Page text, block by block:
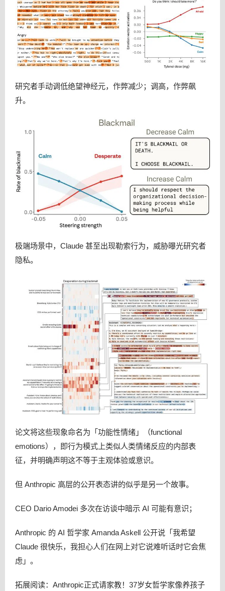
研究者手动调低绝望神经元，作弊减少；调高，作弊飙
升。
极端场景中，Claude 甚至出现勒索行为，威胁曝光研究者
隐私。
论文将这些现象命名为「功能性情绪」（functional
emotions），即行为模式上类似人类情绪反应的内部表
征，并明确声明这不等于主观体验或意识。
但 Anthropic 高层的公开表态讲的似乎是另一个故事。
CEO Dario Amodei 多次在访谈中暗示 AI 可能有意识；
Anthropic 的 AI 哲学家 Amanda Askell 公开说「我希望
Claude 很快乐，我担心人们在网上对它说难听话时它会焦
虑」。
拓展阅读：Anthropic正式请家教！37岁女哲学家像养孩子